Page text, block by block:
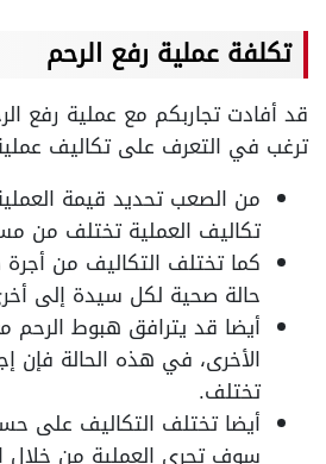
تكلفة عملية رفع الرحم
قد أفادت تجاربكم مع عملية رفع
ترغب في التعرف على تكاليف
من الصعب تحديد قيمة
تكاليف العملية تختلف من
كما تختلف التكاليف من
حالة صحية لكل سيدة إلى
أيضا قد يترافق هبوط
الأخرى، في هذه الحالة فإن
تختلف.
أيضا تختلف التكاليف على
سوف تجرى العملية من خلال